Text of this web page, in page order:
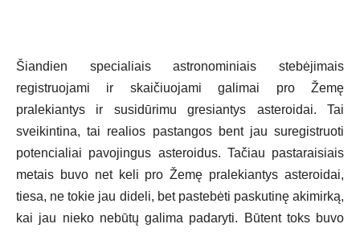
Šiandien specialiais astronominiais stebėjimais
registruojami ir skaičiuojami galimai pro Žemę
pralekiantys ir susidūrimu gresiantys asteroidai. Tai
sveikintina, tai realios pastangos bent jau suregistruoti
potencialiai pavojingus asteroidus. Tačiau pastaraisiais
metais buvo net keli pro Žemę pralekiantys asteroidai,
tiesa, ne tokie jau dideli, bet pastebėti paskutinę akimirką,
kai jau nieko nebūtų galima padaryti. Būtent toks buvo